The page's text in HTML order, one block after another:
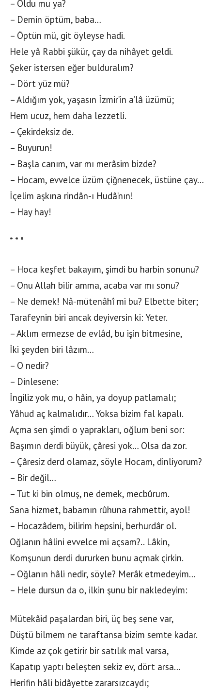
– Oldu mu ya?
– Demin öptüm, baba…
– Öptün mü, git öyleyse hadi.
Hele yâ Rabbi şükür, çay da nihâyet geldi.
Şeker istersen eğer bulduralım?
– Dört yüz mü?
– Aldığım yok, yaşasın İzmir’in a’lâ üzümü;
Hem ucuz, hem daha lezzetli.
– Çekirdeksiz de.
– Buyurun!
– Başla canım, var mı merâsim bizde?
– Hocam, evvelce üzüm çiğnenecek, üstüne çay…
İçelim aşkına rindân-ı Hudâ’nın!
– Hay hay!
* * *
– Hoca keşfet bakayım, şimdi bu harbin sonunu?
– Onu Allah bilir amma, acaba var mı sonu?
– Ne demek! Nâ-mütenâhî mi bu? Elbette biter;
Tarafeynin biri ancak deyiversin ki: Yeter.
– Aklım ermezse de evlâd, bu işin bitmesine,
İki şeyden biri lâzım…
– O nedir?
– Dinlesene:
İngiliz yok mu, o hâin, ya doyup patlamalı;
Yâhud aç kalmalıdır… Yoksa bizim fal kapalı.
Açma sen şimdi o yaprakları, oğlum beni sor:
Başımın derdi büyük, çâresi yok… Olsa da zor.
– Çâresiz derd olamaz, söyle Hocam, dinliyorum?
– Bir değil…
– Tut ki bin olmuş, ne demek, mecbûrum.
Sana hizmet, babamın rûhuna rahmettir, ayol!
– Hocazâdem, bilirim hepsini, berhurdâr ol.
Oğlanın hâlini evvelce mi açsam?.. Lâkin,
Komşunun derdi dururken bunu açmak çirkin.
– Oğlanın hâli nedir, söyle? Merâk etmedeyim…
– Hele dursun da o, ilkin şunu bir nakledeyim:
Mütekâid paşalardan biri, üç beş sene var,
Düştü bilmem ne taraftansa bizim semte kadar.
Kimde az çok getirir bir satılık mal varsa,
Kapatıp yaptı beleşten sekiz ev, dört arsa…
Herifin hâli bidâyette zararsızcaydı;